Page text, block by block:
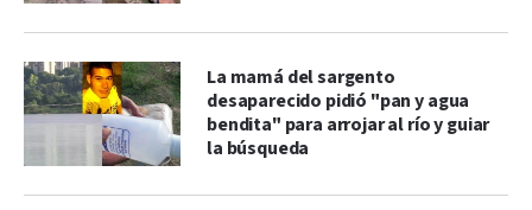
La mamá del sargento
desaparecido pidió "pan y agua
bendita" para arrojar al río y guiar
la búsqueda